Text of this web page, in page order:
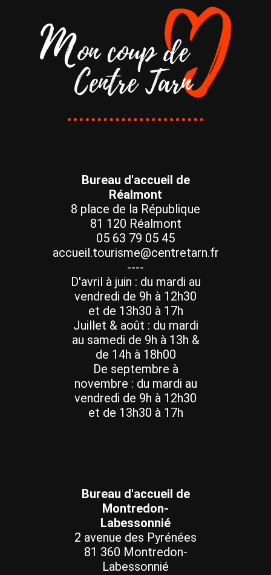
Bureau d'accueil de
Réalmont
8 place de la République
81 120 Réalmont
05 63 79 05 45
accueil.tourisme@centretarn.fr
----
D'avril à juin : du mardi au
vendredi de 9h à 12h30
et de 13h30 à 17h
Juillet & août : du mardi
au samedi de 9h à 13h &
de 14h à 18h00
De septembre à
novembre : du mardi au
vendredi de 9h à 12h30
et de 13h30 à 17h
Bureau d'accueil de
Montredon-
Labessonnié
2 avenue des Pyrénées
81 360 Montredon-
Labessonnié